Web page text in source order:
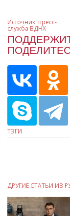
Источник: пресс-
служба ВДНХ
ТЭГИ
ДРУГИЕ СТАТЬИ ИЗ